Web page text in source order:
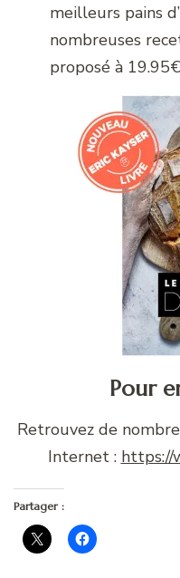
meilleurs pains
nombreuses
proposé à
Pour
Retrouvez de
Internet : https://
Partager :